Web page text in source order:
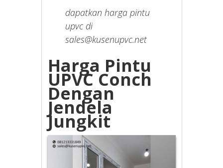
dapatkan harga pintu
upvc di
sales@kusenupvc.net
Harga Pintu
UPVC Conch
Dengan
Jendela
Jungkit